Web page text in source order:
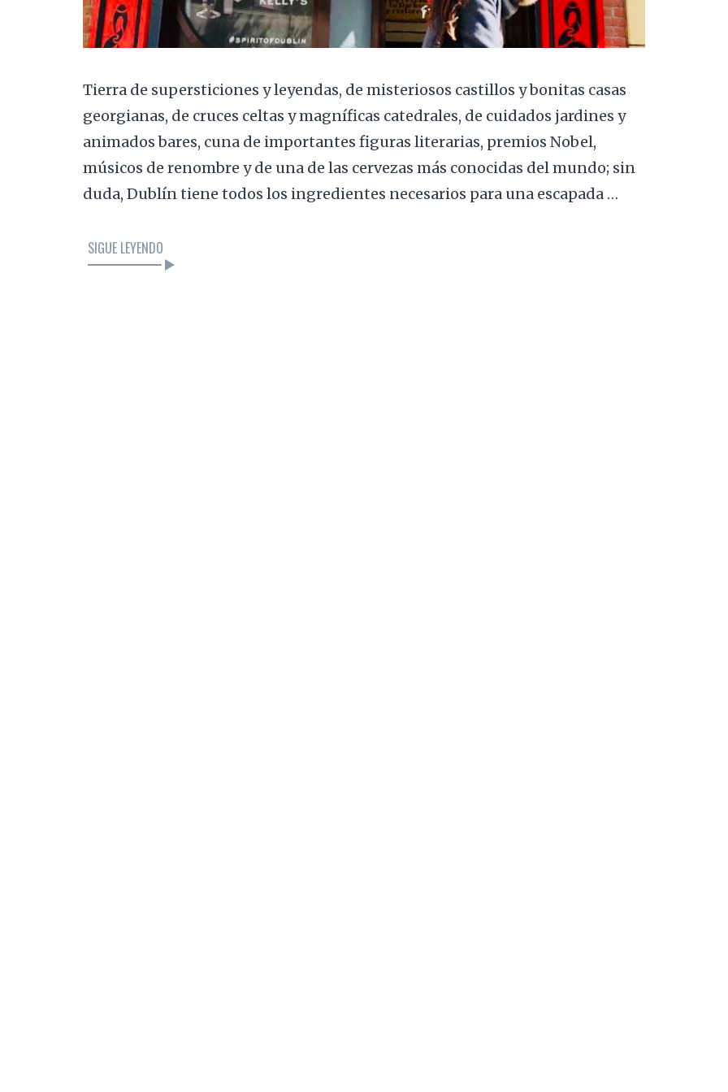
Tierra de supersticiones y leyendas, de misteriosos castillos y bonitas casas
georgianas, de cruces celtas y magníficas catedrales, de cuidados jardines y
animados bares, cuna de importantes figuras literarias, premios Nobel,
músicos de renombre y de una de las cervezas más conocidas del mundo; sin
duda, Dublín tiene todos los ingredientes necesarios para una escapada …
SIGUE LEYENDO